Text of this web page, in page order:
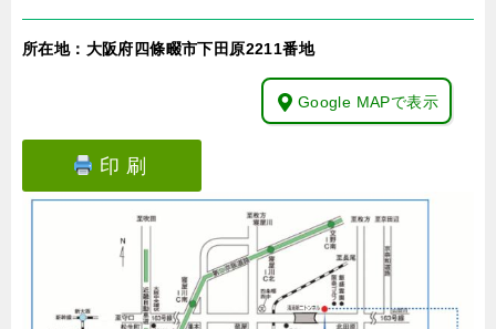
所在地：大阪府四條畷市下田原2211番地
Google MAPで表示
印 刷